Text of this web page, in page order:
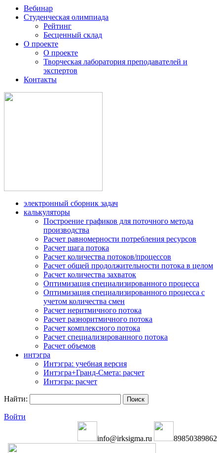
Вебинар
Студенческая олимпиада
Рейтинг
Бесценный склад
О проекте
О проекте
Творческая лаборатория преподавателей и
экспертов
Контакты
электронный сборник задач
калькуляторы
Построение графиков для поточного метода
производства
Расчет равномерности потребления ресурсов
Расчет шага потока
Расчет количества потоков/процессов
Расчет общей продолжительности потока в целом
Расчет количества захваток
Оптимизация специализированного процесса
Оптимизация специализированного процесса с
учетом количества смен
Расчет неритмичного потока
Расчет разноритмичного потока
Расчет комплексного потока
Расчет специализированного потока
Расчет объемов
интэгра
Интэгра: учебная версия
Интэгра+Гранд-Смета: расчет
Интэгра: расчет
Найти:
Войти
info@irksigma.ru 89850389862